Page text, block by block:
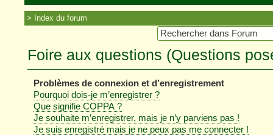
Index du forum
Foire aux questions (Questions
Problèmes de connexion et d’enregistrement
Pourquoi dois-je m’enregistrer ?
Que signifie COPPA ?
Je souhaite m’enregistrer, mais je n’y parviens pas !
Je suis enregistré mais je ne peux pas me connecter !